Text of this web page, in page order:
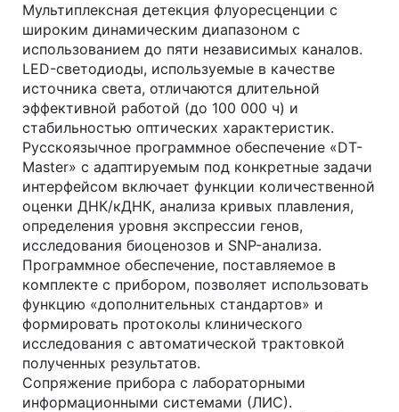
Мультиплексная детекция флуоресценции с
широким динамическим диапазоном с
использованием до пяти независимых каналов.
LED-светодиоды, используемые в качестве
источника света, отличаются длительной
эффективной работой (до 100 000 ч) и
стабильностью оптических характеристик.
Русскоязычное программное обеспечение «DT-
Master» с адаптируемым под конкретные задачи
интерфейсом включает функции количественной
оценки ДНК/кДНК, анализа кривых плавления,
определения уровня экспрессии генов,
исследования биоценозов и SNP-анализа.
Программное обеспечение, поставляемое в
комплекте с прибором, позволяет использовать
функцию «дополнительных стандартов» и
формировать протоколы клинического
исследования с автоматической трактовкой
полученных результатов.
Сопряжение прибора с лабораторными
информационными системами (ЛИС).